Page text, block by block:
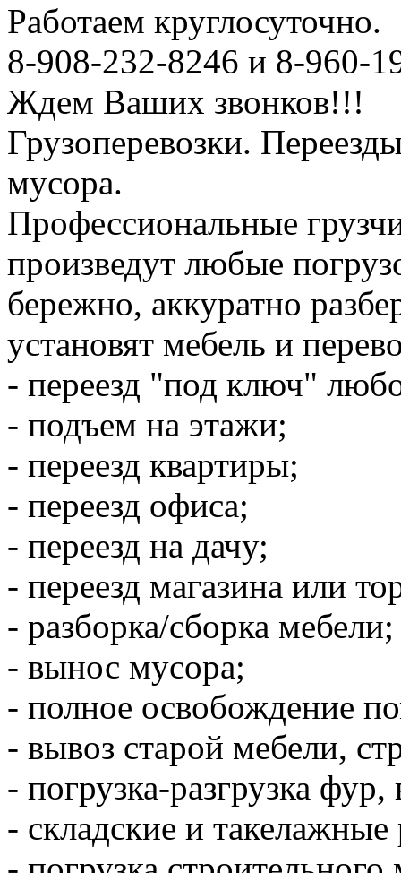
Работаем круглосуточно.
8-908-232-8246 и 8-960-
Ждем Ваших звонков!!!
Грузоперевозки.
мусора.
Профессиональные
произведут любые
бережно, аккуратно
установят мебель и
- переезд "под ключ"
- подъем на этажи;
- переезд квартиры;
- переезд офиса;
- переезд на дачу;
- переезд магазина или
- разборка/сборка мебели;
- вынос мусора;
- полное освобождение
- вывоз старой мебели,
- погрузка-разгрузка фур,
- складские и